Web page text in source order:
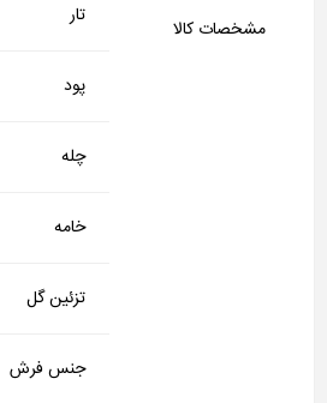
مشخصات کالا تار
پود
چله
خامه
تزئین گل
جنس فرش